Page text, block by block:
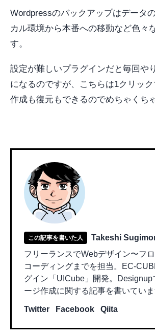
Wordpressのバックアップはデータ
カル環境から本番への移動など色々
す。
設定が難しいプラグインだと毎回や
になるのですが、こちらは1クリッ
作成も復元もできるのでめちゃくち
この記事を書いた人
Takeshi
フリーランスでWebデザイン〜フ
コーディングまでを担当。EC-
グイン「UICube」開発。Designup
ージ作成に関する記事を書いていま
Twitter Facebook Qiita